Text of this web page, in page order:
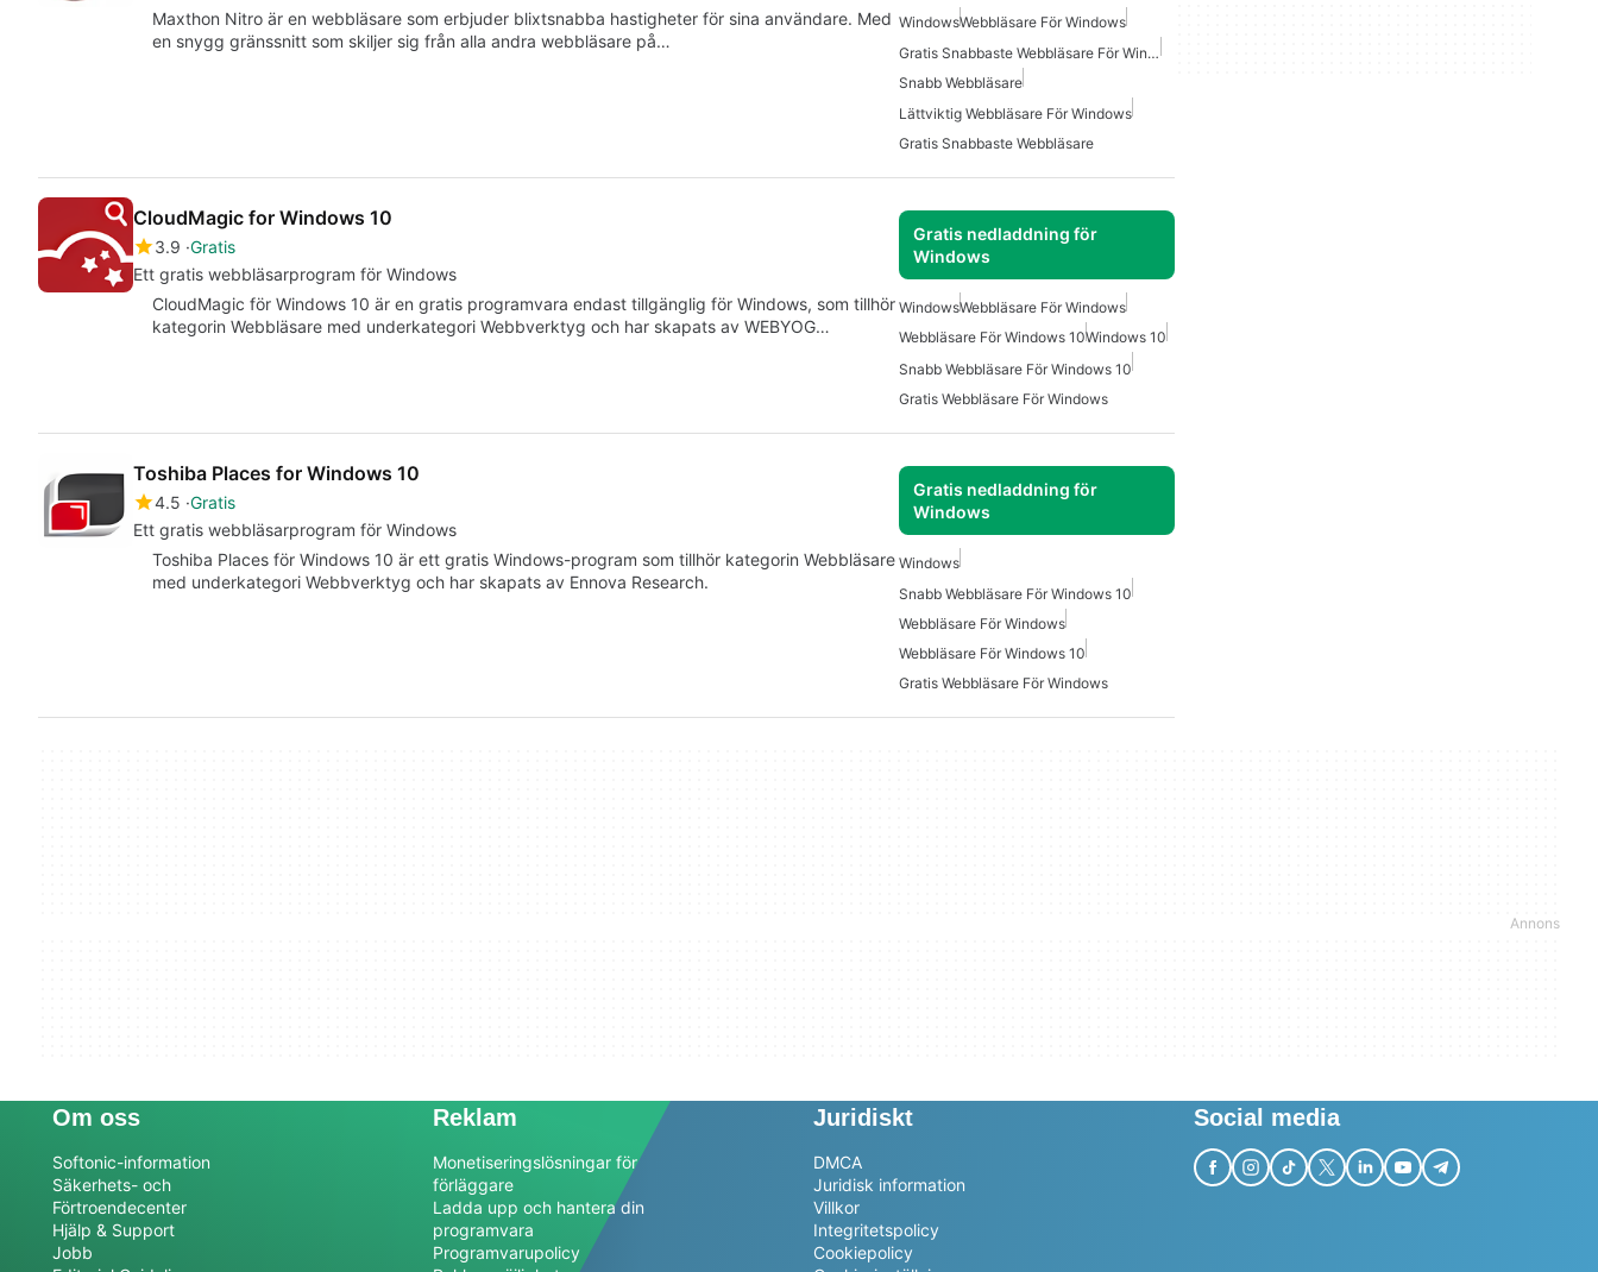
Maxthon Nitro är en webbläsare som erbjuder blixtsnabba hastigheter för sina användare. Med
en snygg gränssnitt som skiljer sig från alla andra webbläsare på…
WindowsWebbläsare För Windows
Gratis Snabbaste Webbläsare För Windows
Snabb Webbläsare
Lättviktig Webbläsare För Windows
Gratis Snabbaste Webbläsare
CloudMagic for Windows 10
3.9 Gratis
Ett gratis webbläsarprogram för Windows
Gratis nedladdning för
Windows
CloudMagic för Windows 10 är en gratis programvara endast tillgänglig för Windows, som tillhör
kategorin Webbläsare med underkategori Webbverktyg och har skapats av WEBYOG…
WindowsWebbläsare För Windows
Webbläsare För Windows 10Windows 10
Snabb Webbläsare För Windows 10
Gratis Webbläsare För Windows
Toshiba Places for Windows 10
4.5 Gratis
Ett gratis webbläsarprogram för Windows
Gratis nedladdning för
Windows
Toshiba Places för Windows 10 är ett gratis Windows-program som tillhör kategorin Webbläsare
med underkategori Webbverktyg och har skapats av Ennova Research.
Windows
Snabb Webbläsare För Windows 10
Webbläsare För Windows
Webbläsare För Windows 10
Gratis Webbläsare För Windows
Om oss
Softonic-information
Säkerhets- och
Förtroendecenter
Hjälp & Support
Jobb
Reklam
Monetiseringslösningar för
förläggare
Ladda upp och hantera din
programvara
Programvarupolicy
Juridiskt
DMCA
Juridisk information
Villkor
Integritetspolicy
Cookiepolicy
Social media